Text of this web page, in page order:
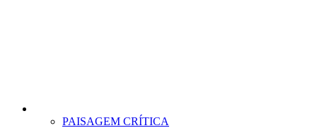
PAISAGEM CRÍTICA